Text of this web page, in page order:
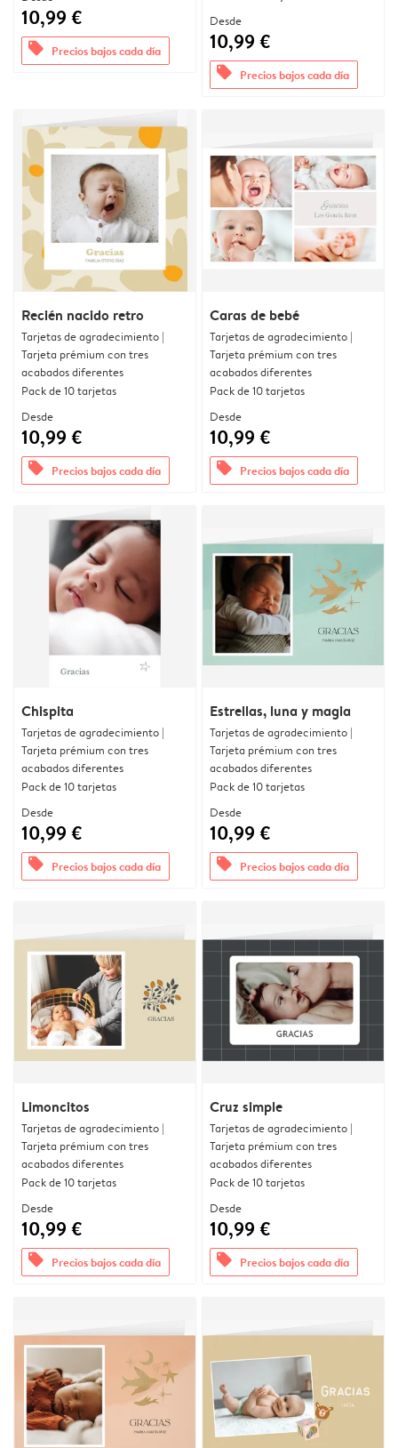
10,99 €
offers Precios bajos cada día
Desde
10,99 €
offers Precios bajos cada día
Recién nacido retro
Tarjetas de agradecimiento |
Tarjeta prémium con tres
acabados diferentes
Pack de 10 tarjetas
Desde
10,99 €
offers Precios bajos cada día
Caras de bebé
Tarjetas de agradecimiento |
Tarjeta prémium con tres
acabados diferentes
Pack de 10 tarjetas
Desde
10,99 €
offers Precios bajos cada día
Chispita
Tarjetas de agradecimiento |
Tarjeta prémium con tres
acabados diferentes
Pack de 10 tarjetas
Desde
10,99 €
offers Precios bajos cada día
Estrellas, luna y magia
Tarjetas de agradecimiento |
Tarjeta prémium con tres
acabados diferentes
Pack de 10 tarjetas
Desde
10,99 €
offers Precios bajos cada día
Limoncitos
Tarjetas de agradecimiento |
Tarjeta prémium con tres
acabados diferentes
Pack de 10 tarjetas
Desde
10,99 €
offers Precios bajos cada día
Cruz simple
Tarjetas de agradecimiento |
Tarjeta prémium con tres
acabados diferentes
Pack de 10 tarjetas
Desde
10,99 €
offers Precios bajos cada día